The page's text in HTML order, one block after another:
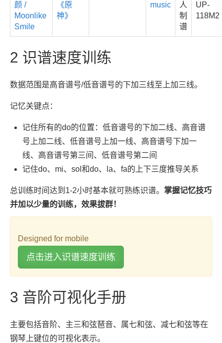
颜 /
Moonlike
Smile
《原
神》
music
人
制
谱
UP-
118M2
2 识谱速度训练
数据范围是高音谱号/低音谱号的下加三线至上加三线。
记忆关键点：
记住所有的do的位置：低音谱号的下加二线、高音谱
号上加二线、低音谱号上加一线、高音谱号下加一
线、高音谱号第三间、低音谱号第二间
记住do、mi、sol和do、la、fa的上下三度推导关系
总训练时间达到1-2小时基本就可熟练识谱。 掌握记忆技巧
并加以少量的训练，效果拔群！
Designed for mobile
点击进入识谱速度训练
3 音阶可视化手册
主要包括音阶、主三和弦琶音、属七和弦、减七和弦等在
钢琴上键位的可视化表示。